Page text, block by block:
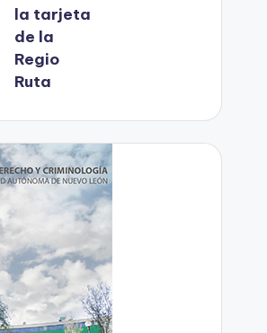
la tarjeta
de la
Regio
Ruta